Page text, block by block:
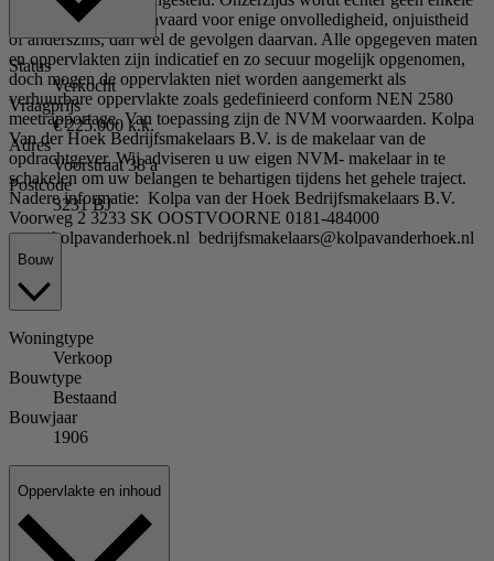
aansprakelijkheid aanvaard voor enige onvolledigheid, onjuistheid
of anderszins, dan wel de gevolgen daarvan. Alle opgegeven maten
en oppervlakten zijn indicatief en zo secuur mogelijk opgenomen,
doch mogen de oppervlakten niet worden aangemerkt als
verhuurbare oppervlakte zoals gedefinieerd conform NEN 2580
meetrapportage. Van toepassing zijn de NVM voorwaarden. Kolpa
Van der Hoek Bedrijfsmakelaars B.V. is de makelaar van de
opdrachtgever. Wij adviseren u uw eigen NVM- makelaar in te
schakelen om uw belangen te behartigen tijdens het gehele traject.
Nadere informatie: Kolpa van der Hoek Bedrijfsmakelaars B.V.
Voorweg 2 3233 SK OOSTVOORNE 0181-484000
www.kolpavanderhoek.nl bedrijfsmakelaars@kolpavanderhoek.nl
Status
Verkocht
Vraagprijs
€ 225.000 k.k.
Adres
Voorstraat 38 a
Postcode
3231 BJ
Bouw
Woningtype
Verkoop
Bouwtype
Bestaand
Bouwjaar
1906
Oppervlakte en inhoud